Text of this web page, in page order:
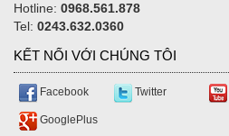
Hotline: 0968.561.878
Tel: 0243.632.0360
KẾT NỐI VỚI CHÚNG TÔI
Facebook Twitter
GooglePlus